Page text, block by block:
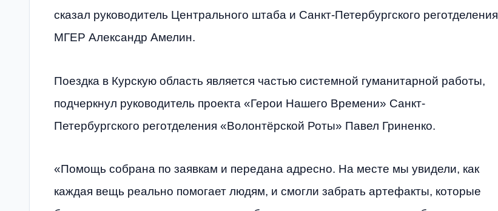
сказал руководитель Центрального штаба и Санкт-Петербургского реготделения
МГЕР Александр Амелин.
Поездка в Курскую область является частью системной гуманитарной работы,
подчеркнул руководитель проекта «Герои Нашего Времени» Санкт-
Петербургского реготделения «Волонтёрской Роты» Павел Гриненко.
«Помощь собрана по заявкам и передана адресно. На месте мы увидели, как
каждая вещь реально помогает людям, и смогли забрать артефакты, которые